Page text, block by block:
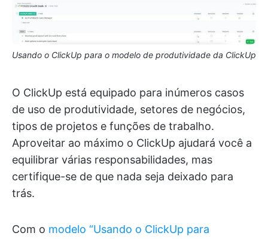
Usando o ClickUp para o modelo de produtividade da ClickUp
O ClickUp está equipado para inúmeros casos
de uso de produtividade, setores de negócios,
tipos de projetos e funções de trabalho.
Aproveitar ao máximo o ClickUp ajudará você a
equilibrar várias responsabilidades, mas
certifique-se de que nada seja deixado para
trás.
Com o modelo “Usando o ClickUp para